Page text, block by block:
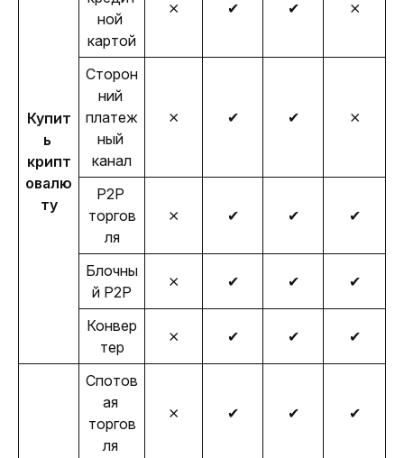
Купит
ь
крипт
овалю
ту
ной
картой
⨯ ✔ ✔ ⨯
Сторон
ний
платеж
ный
канал
⨯ ✔ ✔ ⨯
P2P
торгов
ля
⨯ ✔ ✔ ✔
Блочны
й P2P
⨯ ✔ ✔ ✔
Конвер
тер
⨯ ✔ ✔ ✔
Спотов
ая
торгов
ля
⨯ ✔ ✔ ✔